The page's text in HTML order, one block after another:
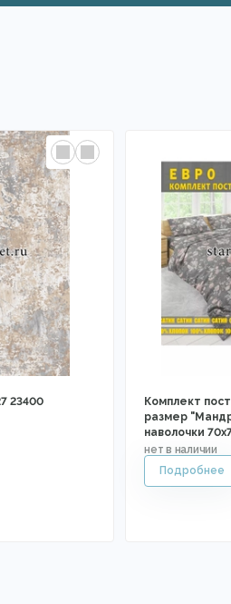
23400
Комплект
размер
наволочки